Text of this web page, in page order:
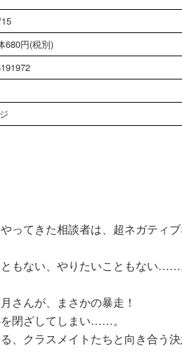
680円(税別)
ってきた相談者は、超ネガティ
もない、やりたいこともない
さんが、まさかの暴走！
閉ざしてしまい……。
、クラスメイトたちと向き合う
魔女
１
が通
黒魔女さんと恋の魔
女さんが通る！！
青い鳥文庫
ごめん お悩み相談
ノート １～
合本版